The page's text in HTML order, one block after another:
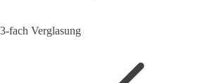
3-fach Verglasung